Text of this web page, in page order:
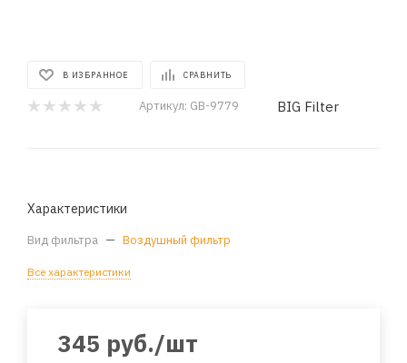
В ИЗБРАННОЕ СРАВНИТЬ
Артикул: GB-9779 BIG Filter
Характеристики
Вид фильтра — Воздушный фильтр
Все характеристики
345 руб./шт